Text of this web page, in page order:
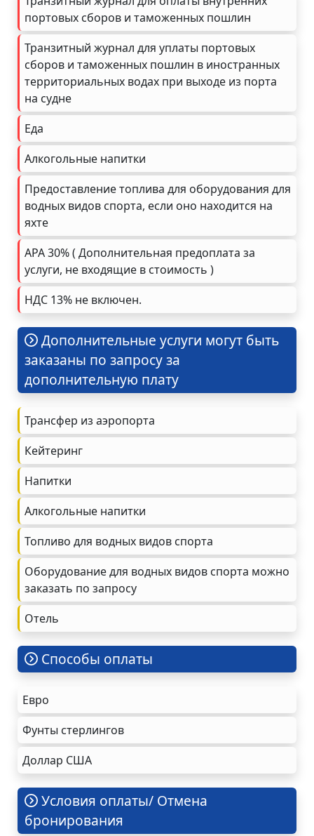
портовых сборов и таможенных пошлин
Транзитный журнал для уплаты портовых
сборов и таможенных пошлин в иностранных
территориальных водах при выходе из порта
на судне
Еда
Алкогольные напитки
Предоставление топлива для оборудования для
водных видов спорта, если оно находится на
яхте
APA 30% ( Дополнительная предоплата за
услуги, не входящие в стоимость )
НДС 13% не включен.
Дополнительные услуги могут быть
заказаны по запросу за
дополнительную плату
Трансфер из аэропорта
Кейтеринг
Напитки
Алкогольные напитки
Топливо для водных видов спорта
Оборудование для водных видов спорта можно
заказать по запросу
Oтель
Cпособы оплаты
Евро
Фунты стерлингов
Доллар США
Условия оплаты/ Отмена
бронирования